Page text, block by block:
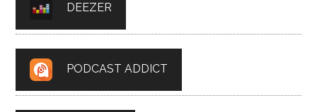
DEEZER
PODCAST ADDICT